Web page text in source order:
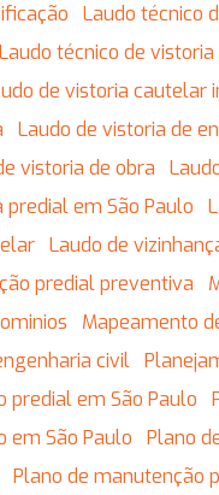
Laudo técnico
Laudo técnico de
de vistoria cautelar
Laudo de vistoria de
vistoria de obra
predial em São Paulo
Laudo de
predial preventiva
Mapeamento
civil
predial em São Paulo
em São Paulo
Plano
Plano de